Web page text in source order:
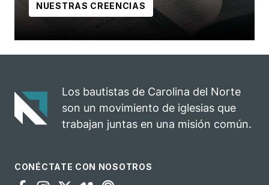
NUESTRAS CREENCIAS
Los bautistas de Carolina del Norte
son un movimiento de iglesias que
trabajan juntas en una misión común.
CONÉCTATE CON NOSOTROS